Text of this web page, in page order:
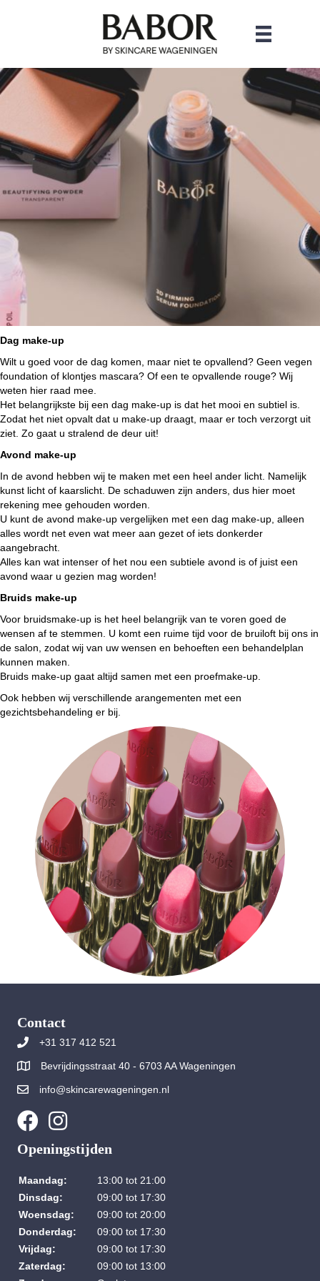
Dag make-up
Wilt u goed voor de dag komen, maar niet te opvallend? Geen vegen
foundation of klontjes mascara? Of een te opvallende rouge? Wij
weten hier raad mee.
Het belangrijkste bij een dag make-up is dat het mooi en subtiel is.
Zodat het niet opvalt dat u make-up draagt, maar er toch verzorgt uit
ziet. Zo gaat u stralend de deur uit!
Avond make-up
In de avond hebben wij te maken met een heel ander licht. Namelijk
kunst licht of kaarslicht. De schaduwen zijn anders, dus hier moet
rekening mee gehouden worden.
U kunt de avond make-up vergelijken met een dag make-up, alleen
alles wordt net even wat meer aan gezet of iets donkerder
aangebracht.
Alles kan wat intenser of het nou een subtiele avond is of juist een
avond waar u gezien mag worden!
Bruids make-up
Voor bruidsmake-up is het heel belangrijk van te voren goed de
wensen af te stemmen. U komt een ruime tijd voor de bruiloft bij ons in
de salon, zodat wij van uw wensen en behoeften een behandelplan
kunnen maken.
Bruids make-up gaat altijd samen met een proefmake-up.
Ook hebben wij verschillende arangementen met een
gezichtsbehandeling er bij.
Contact
+31 317 412 521
Bevrijdingsstraat 40 - 6703 AA Wageningen
info@skincarewageningen.nl
Openingstijden
Maandag:
13:00 tot 21:00
Dinsdag:
09:00 tot 17:30
Woensdag:
09:00 tot 20:00
Donderdag:
09:00 tot 17:30
Vrijdag:
09:00 tot 17:30
Zaterdag:
09:00 tot 13:00